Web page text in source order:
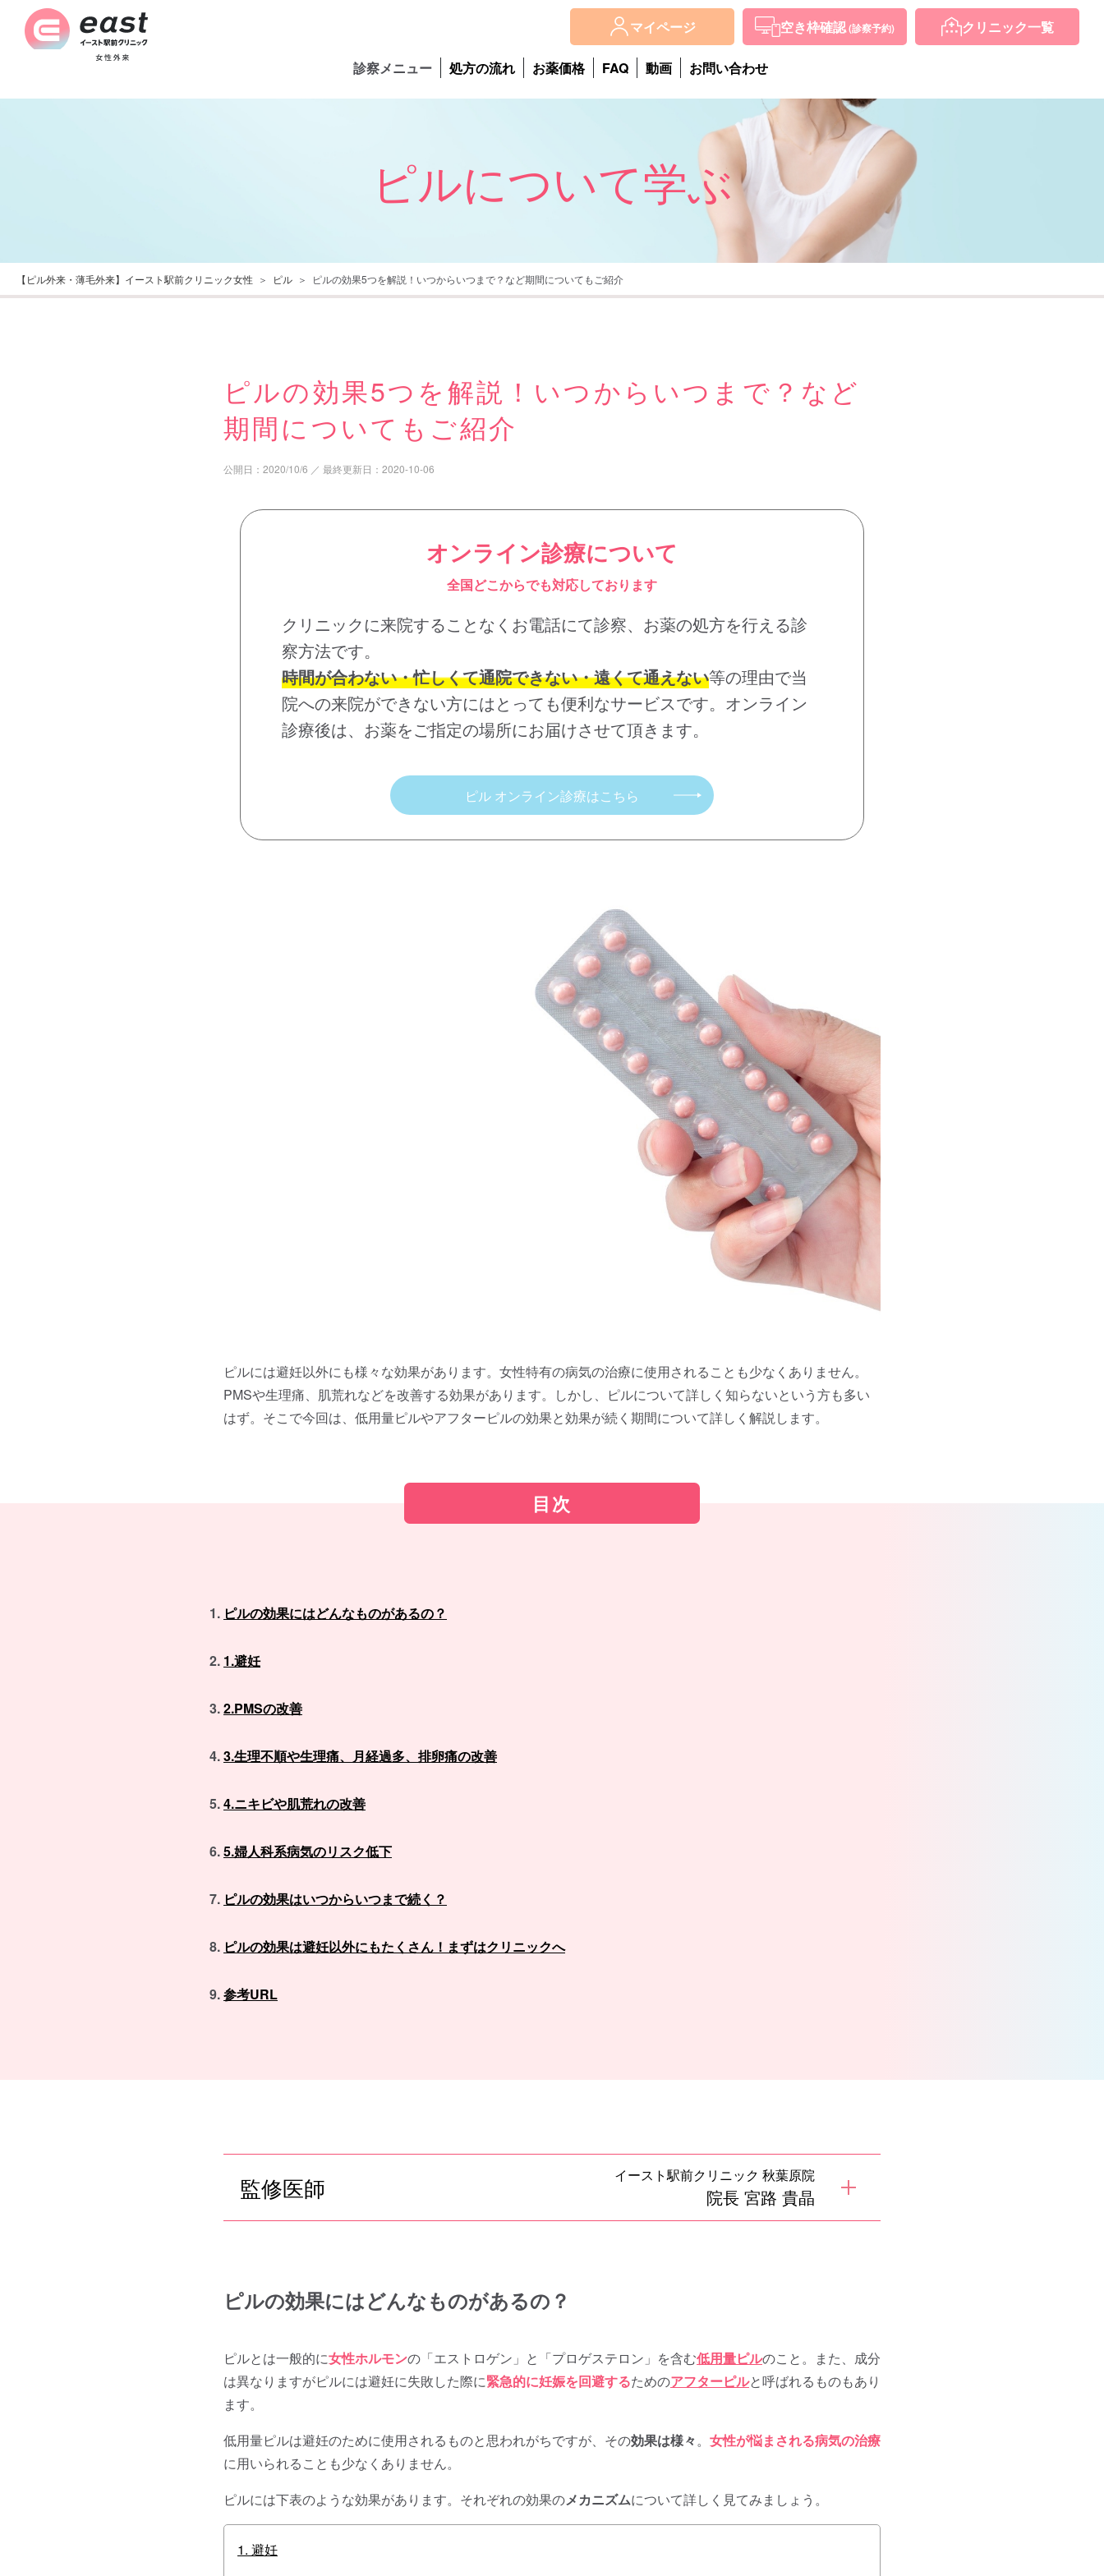
マイページ 空き枠確認(診察予約) クリニック一覧
診察メニュー 処方の流れ お薬価格 FAQ 動画 お問い合わせ
ピルについて学ぶ
【ピル外来・薄毛外来】イースト駅前クリニック女性 ピル ピルの効果5つを解説！いつからいつまで？など期間についてもご紹介
ピルの効果5つを解説！いつからいつまで？など
期間についてもご紹介
公開日： 2020/10/6 ／ 最終更新日： 2020-10-06
オンライン診療について
全国どこからでも対応しております
クリニックに来院することなくお電話にて診察、お薬の処方を行える診
察方法です。
時間が合わない・忙しくて通院できない・遠くて通えない等の理由で当
院への来院ができない方にはとっても便利なサービスです。オンライン
診療後は、お薬をご指定の場所にお届けさせて頂きます。
ピル オンライン診療はこちら
ピルには避妊以外にも様々な効果があります。女性特有の病気の治療に使用されることも少なくありません。
PMSや生理痛、肌荒れなどを改善する効果があります。しかし、ピルについて詳しく知らないという方も多い
はず。そこで今回は、低用量ピルやアフターピルの効果と効果が続く期間について詳しく解説します。
目次
ピルの効果にはどんなものがあるの？
1.避妊
2.PMSの改善
3.生理不順や生理痛、月経過多、排卵痛の改善
4.ニキビや肌荒れの改善
5.婦人科系病気のリスク低下
ピルの効果はいつからいつまで続く？
ピルの効果は避妊以外にもたくさん！まずはクリニックへ
参考URL
監修医師 イースト駅前クリニック 秋葉原院
院長 宮路 貴晶
ピルの効果にはどんなものがあるの？
ピルとは一般的に女性ホルモンの「エストロゲン」と「プロゲステロン」を含む低用量ピルのこと。また、成分
は異なりますがピルには避妊に失敗した際に緊急的に妊娠を回避するためのアフターピルと呼ばれるものもあり
ます。
低用量ピルは避妊のために使用されるものと思われがちですが、その効果は様々。 女性が悩まされる病気の治療
に用いられることも少なくありません。
ピルには下表のような効果があります。それぞれの効果のメカニズムについて詳しく見てみましょう。
1. 避妊